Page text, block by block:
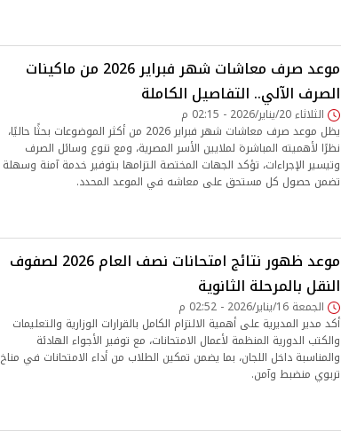
موعد صرف معاشات شهر فبراير 2026 من ماكينات
الصرف الآلي.. التفاصيل الكاملة
الثلاثاء 20/يناير/2026 - 02:15 م
يظل موعد صرف معاشات شهر فبراير 2026 من أكثر الموضوعات بحثًا حاليًا،
نظرًا لأهميته المباشرة لملايين الأسر المصرية، ومع تنوع وسائل الصرف
وتيسير الإجراءات، تؤكد الجهات المختصة التزامها بتوفير خدمة آمنة وسهلة
تضمن حصول كل مستحق على معاشه في الموعد المحدد.
موعد ظهور نتائج امتحانات نصف العام 2026 لصفوف
النقل بالمرحلة الثانوية
الجمعة 16/يناير/2026 - 02:52 م
أكد مدير المديرية على أهمية الالتزام الكامل بالقرارات الوزارية والتعليمات
والكتب الدورية المنظمة لأعمال الامتحانات، مع توفير الأجواء الهادئة
والمناسبة داخل اللجان، بما يضمن تمكين الطلاب من أداء الامتحانات في مناخ
تربوي منضبط وآمن.